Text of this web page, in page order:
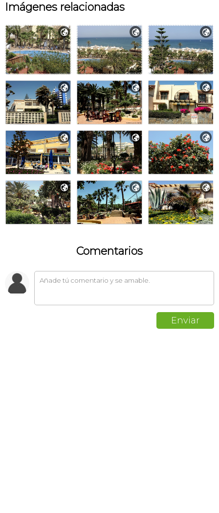
Imágenes relacionadas
  
  
  
  
Comentarios